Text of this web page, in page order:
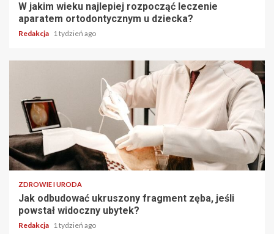
W jakim wieku najlepiej rozpocząć leczenie
aparatem ortodontycznym u dziecka?
Redakcja 1 tydzień ago
ZDROWIE I URODA
Jak odbudować ukruszony fragment zęba, jeśli
powstał widoczny ubytek?
Redakcja 1 tydzień ago